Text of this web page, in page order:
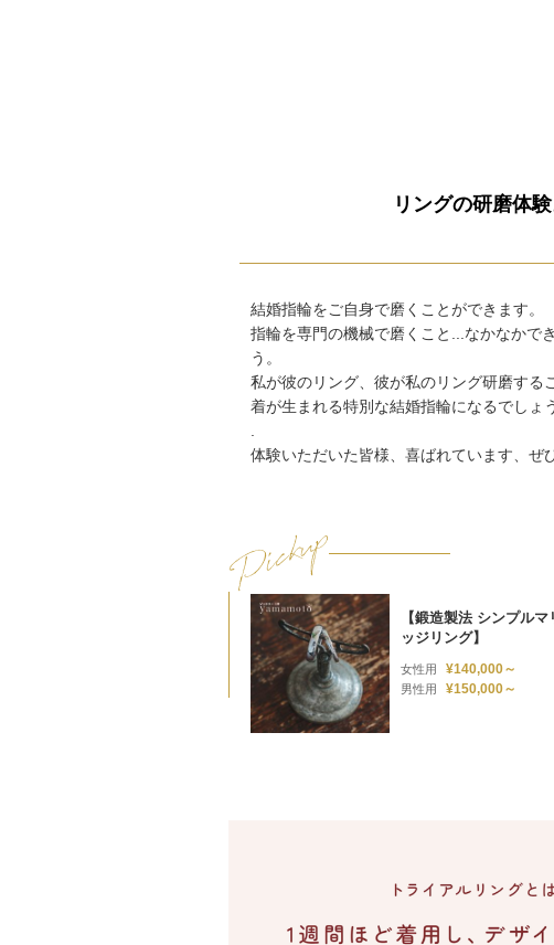
リングの研磨体験
結婚指輪をご自身で磨くことができます。
指輪を専門の機械で磨くこと...なかなかで
う。
私が彼のリング、彼が私のリング研磨する
着が生まれる特別な結婚指輪になるでしょう
体験いただいた皆様、喜ばれています、ぜひ
【鍛造製法 シンプルマ
ッジリング】
女性用 ¥140,000～
男性用 ¥150,000～